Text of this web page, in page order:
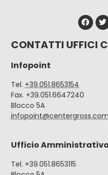
CONTATTI UFFICI
Infopoint
Tel. +39.051.8653154
Fax. +39.051.6647240
Blocco 5A
infopoint@centergross.com
Ufficio Amministrativo
Tel. +39.051.8653115